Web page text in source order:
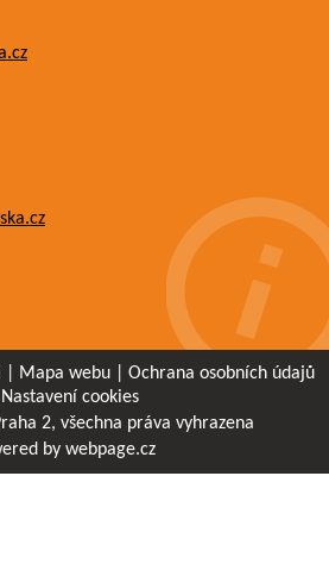
Mapa webu
Ochrana osobních údajů
Nastavení cookies
2, všechna práva vyhrazena
by webpage.cz